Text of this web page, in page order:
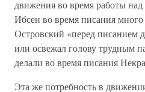
движения во время работы
Ибсен во время писания много
Островский «перед писанием
или освежал голову трудным
делали во время писания
Эта же потребность в